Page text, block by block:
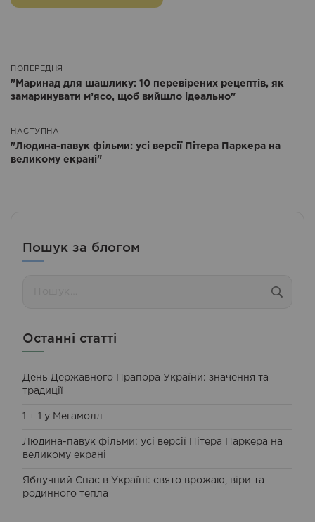
ПОПЕРЕДНЯ
Попередня
"Маринад для шашлику: 10 перевірених рецептів, як
замаринувати м’ясо, щоб вийшло ідеально"
НАСТУПНА
Наступна
"Людина-павук фільми: усі версії Пітера Паркера на
великому екрані"
Пошук за блогом
Останні статті
День Державного Прапора України: значення та
традиції
1 + 1 у Мегамолл
Людина-павук фільми: усі версії Пітера Паркера на
великому екрані
Яблучний Спас в Україні: свято врожаю, віри та
родинного тепла